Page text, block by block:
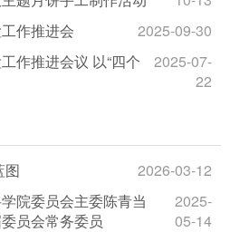
作推进会
2025-09-30
作推进会议 以“四个
2025-07-
22
图
2026-03-12
院委员会主委陈青当
员会常务委员
2025-
05-14